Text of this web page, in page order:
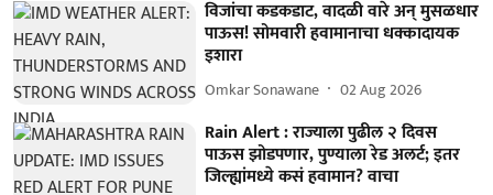
विजांचा कडकडाट, वादळी वारे अन् मुसळधार
पाऊस! सोमवारी हवामानाचा धक्कादायक
इशारा
Omkar Sonawane 02 Aug 2026
Rain Alert : राज्याला पुढील २ दिवस
पाऊस झोडपणार, पुण्याला रेड अलर्ट; इतर
जिल्ह्यांमध्ये कसं हवामान? वाचा